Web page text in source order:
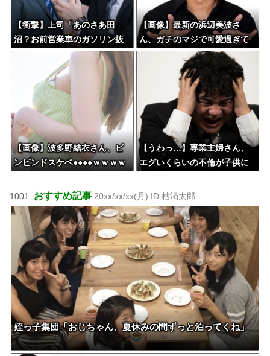
【衝撃】上司「あのさあ田
沼？お前営業車のガソリン抜
いてない？」俺「はぁ？どう
いうことすか？」上司「自分
の車に入れ替えたりしてな
い？？」←これw w w w w w
【画像】最新の浜辺美波さ
ん、ガチのマジで可愛過ぎて
ワイらをドキドキさせてしま
うw w w w w w w
【画像】波多野結衣さん、ビ
ンビンドスケベ●●●●ｗｗｗｗ
【うわっ…】専業主婦さん、
エグいくらいの不倫が子供に
1001: おすすめ記事 20xx/xx/xx(月) ID:枯渇太郎
姪っ子集団「おじちゃん、夏休みの間ずっと泊ってくね」